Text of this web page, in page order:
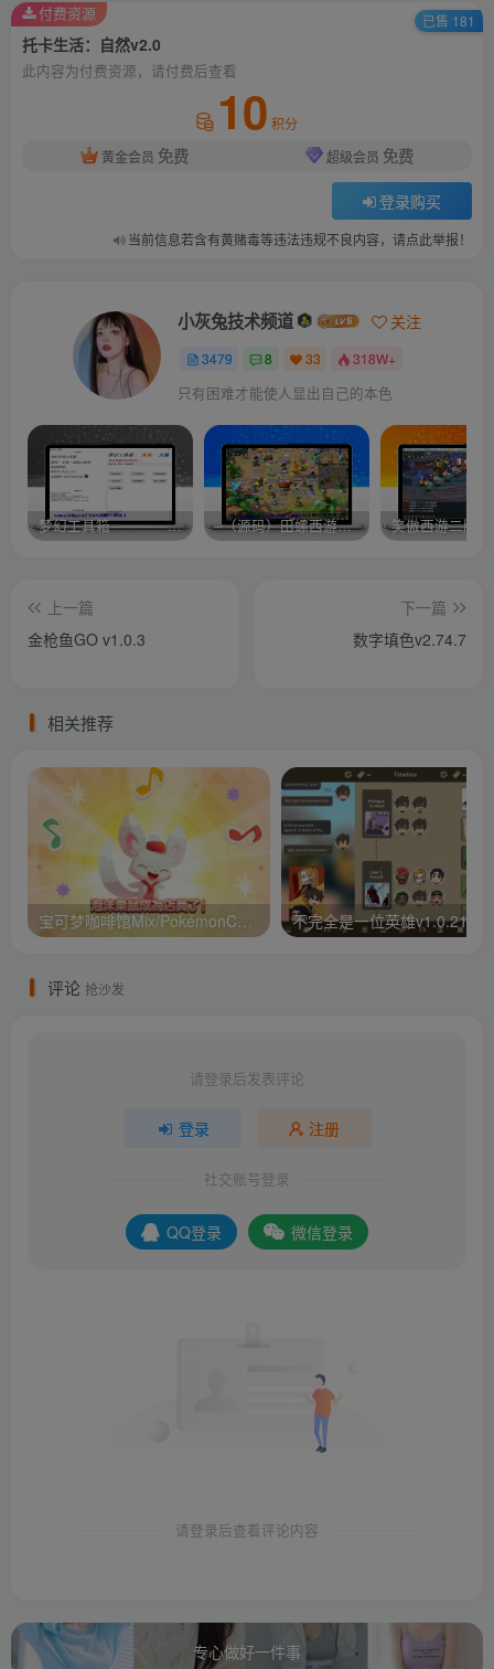
托卡生活：自然v2.0
此内容为付费资源，请付费后查看
10 积分
黄金会员 免费 超级会员 免费
登录购买
当前信息若含有黄赌毒等违法违规不良内容，请点此举报！
付费资源 已售 181
小灰兔技术频道 关注
3479 8 33 318W+
只有困难才能使人显出自己的本色
梦幻工具箱————-免费 –（源码）田螺西游9.0 假人摆摊18门派飞升渡劫化圣助战最新BB谛听…. 笑傲西游二版-
上一篇
金枪鱼GO v1.0.3
下一篇
数字填色v2.74.7
相关推荐
宝可梦咖啡馆Mix/PokémonCaf v1.110.0 不完全是一位英雄v1.0.21
评论 抢沙发
请登录后发表评论
登录 注册
社交账号登录
QQ登录 微信登录
请登录后查看评论内容
专心做好一件事